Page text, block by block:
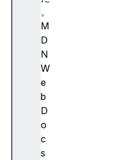
。
M
D
N
W
e
b
D
o
c
s